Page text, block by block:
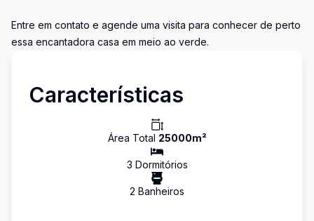
Entre em contato e agende uma visita para conhecer de perto
essa encantadora casa em meio ao verde.
Características
Área Total 25000m²
3 Dormitórios
2 Banheiros